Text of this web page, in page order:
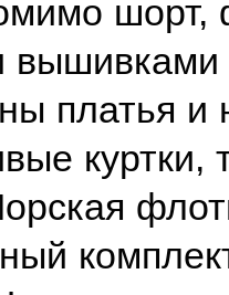
шорт,
платья и